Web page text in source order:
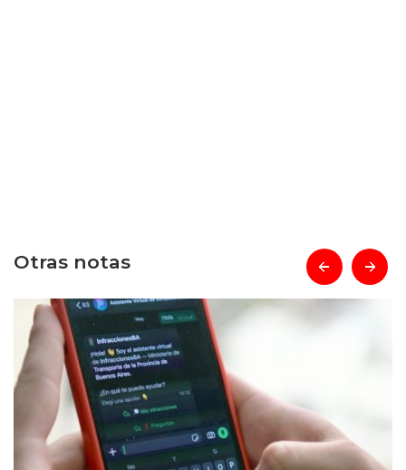
Otras notas prev next